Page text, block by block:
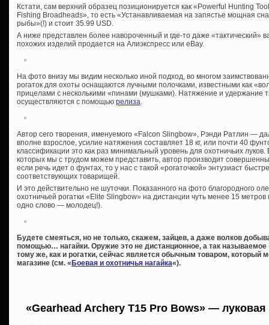
Кстати, сам верхний образец позиционируется как «Powerful Hunting
Fishing Broadheads», то есть «Устанавливаемая на запястье мощная
рыбы»(!) и стоит 35.99 USD.
А ниже представлен более навороченный и где-то даже «тактический»
похожих изделий продается на Алиэкспресс или eBay.
На фото внизу мы видим несколько иной подход, во многом
рогаток для охоты оснащаются лучными полочками, известными как
прицелами с несколькими «пинами (мушками). Натяжение и удержание
осуществляются с помощью релиза.
Автор сего творения, именуемого «Falcon Slingbow», Рэнди Ратлин —
вполне взрослое, усилие натяжения составляет 18 кг, или почти 40
классификации это как раз минимальный уровень для охотничьих
которых мы с трудом можем представить, автор производит
если речь идет о фунтах, то у нас с такой «рогаточкой» энтузиаст
соответствующих товарищей.
И это действительно не шуточки. Показанного на фото благородного
охотничьей рогатки «Elite Slingbow» на дистанции чуть менее 15
одно слово — молодец!).
Будете смеяться, но не только, скажем, зайцев, а даже волков
помощью… нагайки. Оружие это не дистанционное, а так
тому же, как и рогатки, сейчас является обычным товаром, который
магазине (см. « Боевая и охотничья нагайка«).
«Gearhead Archery T15 Pro Bows» — луковая